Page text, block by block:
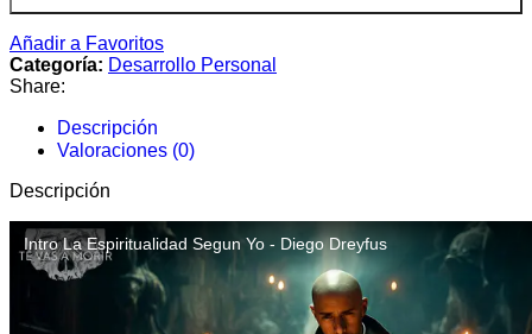
Añadir a Favoritos
Categoría: Desarrollo Personal
Share:
Descripción
Valoraciones (0)
Descripción